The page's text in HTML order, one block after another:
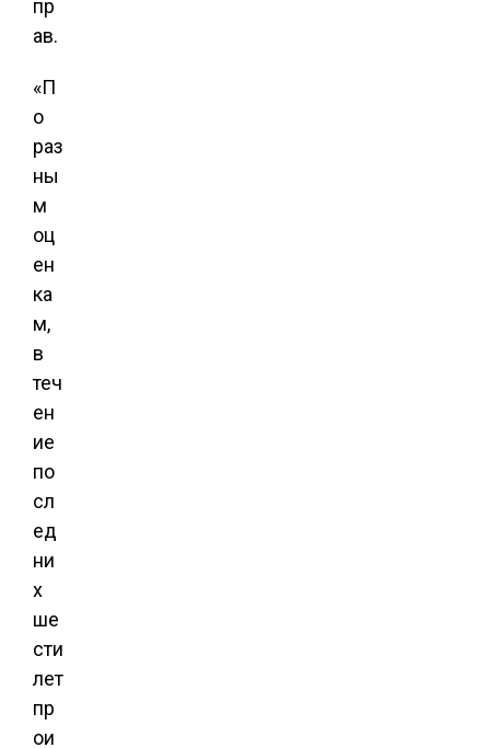
пр
ав.
«П
о
раз
ны
м
оц
ен
ка
м,
в
теч
ен
ие
по
сл
ед
ни
х
ше
сти
лет
пр
ои